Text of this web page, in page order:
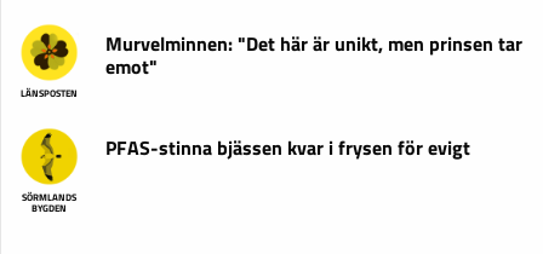
LÄNSPOSTEN
Murvelminnen: "Det här är unikt, men prinsen tar
emot"
SÖRMLANDS
BYGDEN
PFAS-stinna bjässen kvar i frysen för evigt